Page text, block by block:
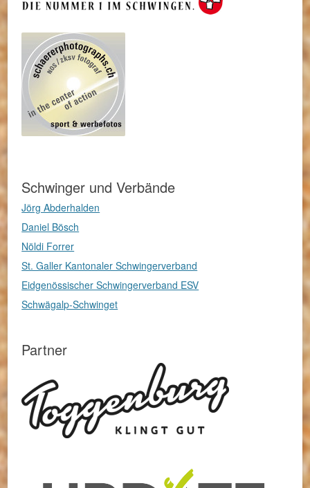
Schwinger und Verbände
Jörg Abderhalden
Daniel Bösch
Nöldi Forrer
St. Galler Kantonaler Schwingerverband
Eidgenössischer Schwingerverband ESV
Schwägalp-Schwinget
Partner